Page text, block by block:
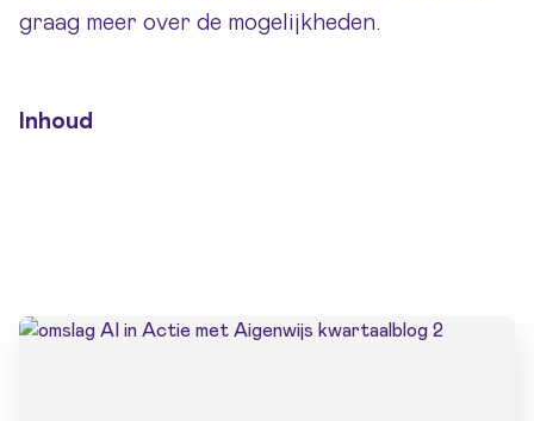
graag meer over de mogelijkheden.
Inhoud